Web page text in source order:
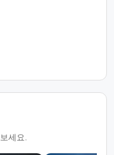
세요.